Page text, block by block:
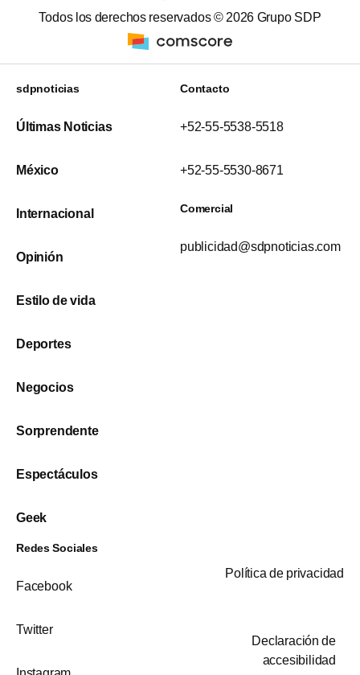
Todos los derechos reservados © 2026 Grupo SDP
sdpnoticias
Últimas Noticias
México
Internacional
Opinión
Estilo de vida
Deportes
Negocios
Sorprendente
Espectáculos
Geek
Contacto
+52-55-5538-5518
+52-55-5530-8671
Comercial
publicidad@sdpnoticias.com
Redes Sociales
Facebook
Twitter
Política de privacidad
Declaración de
accesibilidad